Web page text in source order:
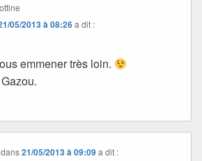
05/2013 à 08:26a dit :
emmener très loin.
dans21/05/2013 à 09:09 a dit :